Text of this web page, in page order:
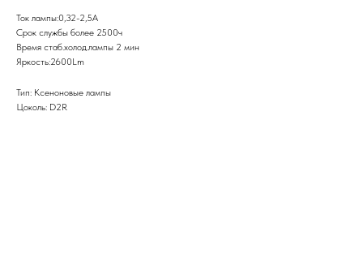
Ток лампы:0,32-2,5А
Срок службы более 2500ч
Время стаб.холод.лампы 2 мин
Яркость:2600Lm
Тип: Ксеноновые лампы
Цоколь: D2R